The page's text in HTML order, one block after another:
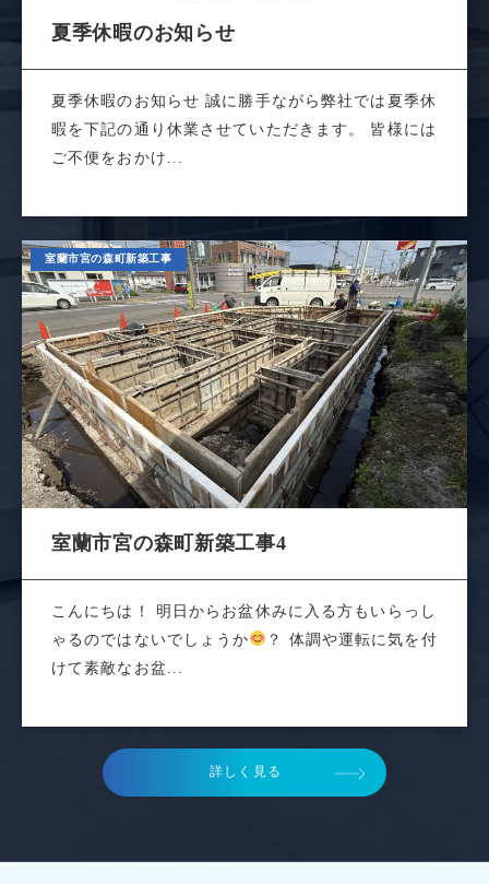
夏季休暇のお知らせ
夏季休暇のお知らせ 誠に勝手ながら弊社では夏季休
暇を下記の通り休業させていただきます。 皆様には
ご不便をおかけ...
室蘭市宮の森町新築工事
室蘭市宮の森町新築工事4
こんにちは！ 明日からお盆休みに入る方もいらっし
ゃるのではないでしょうか
？ 体調や運転に気を付
けて素敵なお盆...
詳しく見る